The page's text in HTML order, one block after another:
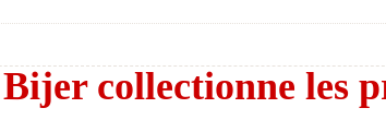
collectionne les